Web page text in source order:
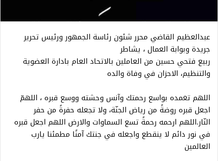
عبدالعظيم القاضي محرر شئون رئاسة الجمهور ورئيس تحرير
جريدة وبوابة العمال ، يشاطر
ربيع فتحي حسين من العاملين بالاتحاد العام بادارة العضوية
والتنظيم، الاحزان في وفاة والده
اللهم تغمده بواسع رحمتك وآنس وحشته ووسع قبره ، اللهمّ
اجعل قبره روضةً من رياض الجنّة، ولا تجعله حفرةً من حفر
النّار.اللهم ارحمه رحمةً تسع السماوات والارض اللهم اجعل قبره
في نور دائم لا ينقطع واجعله في جنتك آمنًا مطمئنا يارب
العالمين